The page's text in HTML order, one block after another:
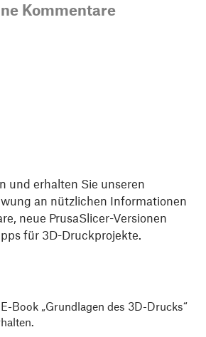
Kommentare
und erhalten Sie unseren
an nützlichen Informationen
neue PrusaSlicer-Versionen
für 3D-Druckprojekte.
Book „Grundlagen des 3D-Drucks“